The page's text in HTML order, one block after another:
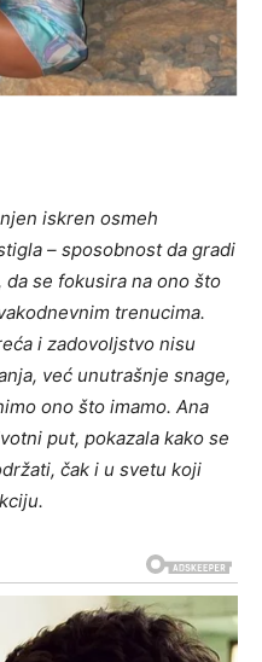
iskren osmeh
– sposobnost da gradi
se fokusira na ono što
trenucima.
i zadovoljstvo nisu
već unutrašnje snage,
ono što imamo. Ana
put, pokazala kako se
čak i u svetu koji